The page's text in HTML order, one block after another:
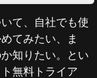
て、自社でも使
てみたい、ま
知りたい。とい
無料トライア